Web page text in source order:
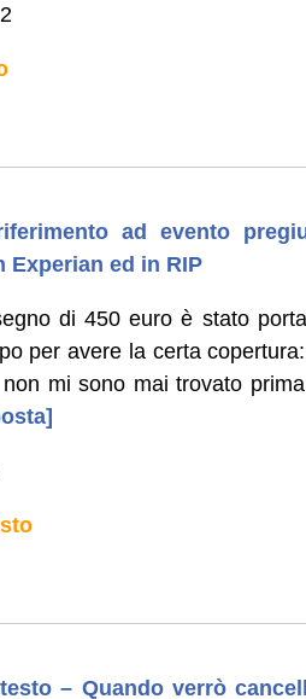
ad evento
Experian ed in RIP
di 450 euro è stato
per avere la certa
mi sono mai trovato
– Quando verrò